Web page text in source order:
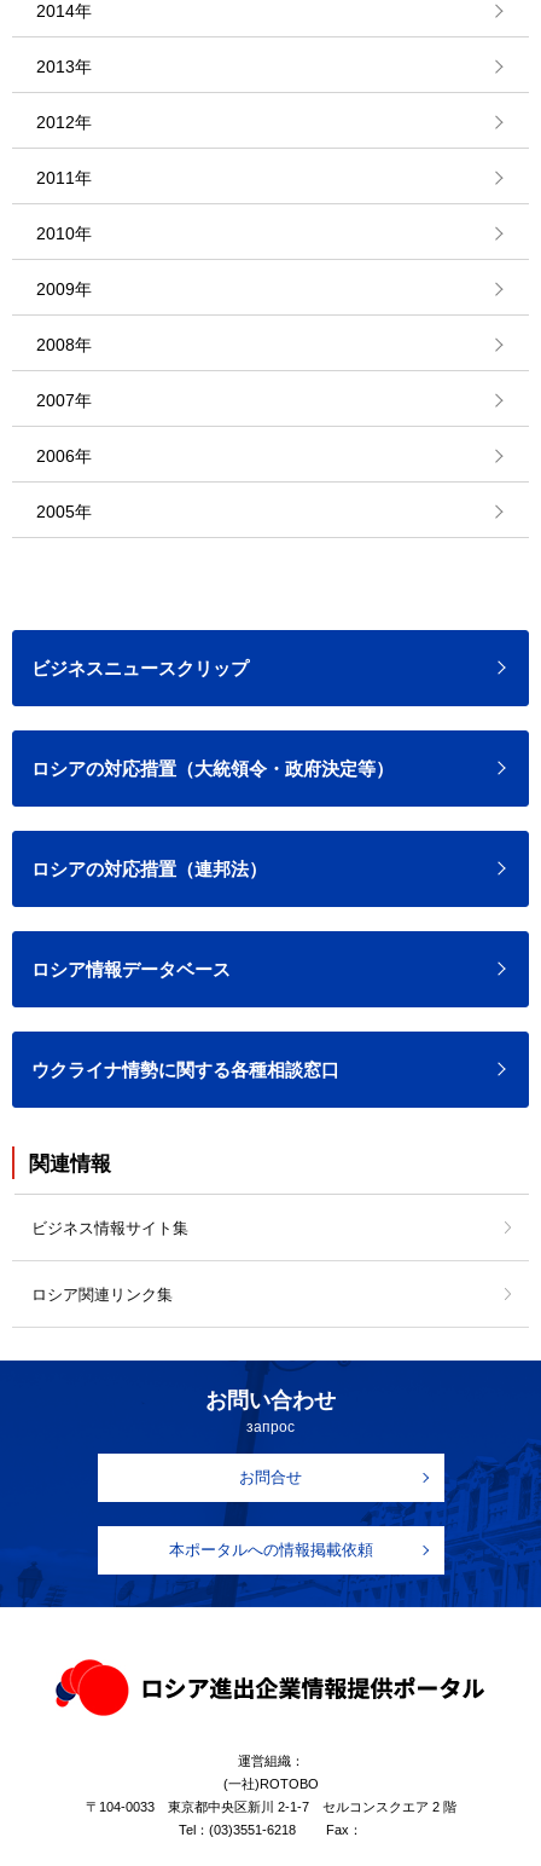
2014年
2013年
2012年
2011年
2010年
2009年
2008年
2007年
2006年
2005年
ビジネスニュースクリップ
ロシアの対応措置（大統領令・政府決定等）
ロシアの対応措置（連邦法）
ロシア情報データベース
ウクライナ情勢に関する各種相談窓口
関連情報
ビジネス情報サイト集
ロシア関連リンク集
お問い合わせ
запрос
お問合せ
本ポータルへの情報掲載依頼
運営組織：
(一社)ROTOBO
〒104-0033 東京都中央区新川 2-1-7 セルコンスクエア 2 階
Tel： (03)3551-6218 Fax：